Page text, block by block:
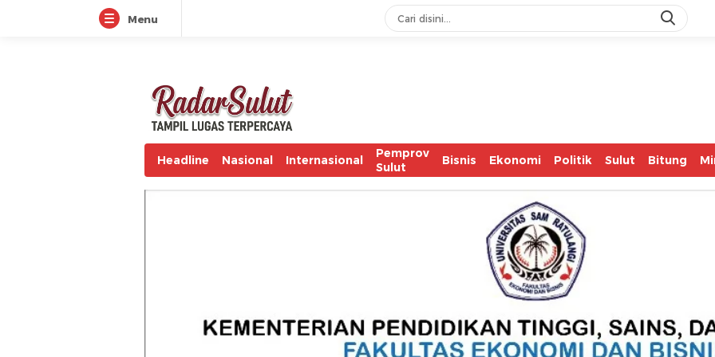
Menu
radarsulut.com
Headline Nasional Internasional
Pemprov
Sulut
Bisnis Ekonomi Politik Sulut Bitung